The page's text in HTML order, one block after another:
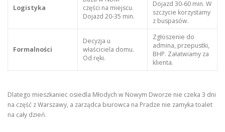
Logistyka
części na miejscu.
Dojazd 20-35 min.
Dojazd 30-60 min. W
szczycie korzystamy
z buspasów.
Formalności
Decyzja u
właściciela domu.
Od ręki.
Zgłoszenie do
admina, przepustki,
BHP. Załatwiamy za
klienta.
Dlatego mieszkaniec osiedla Młodych w Nowym Dworze nie czeka 3 dni
na część z Warszawy, a zarządca biurowca na Pradze nie zamyka toalet
na cały dzień.